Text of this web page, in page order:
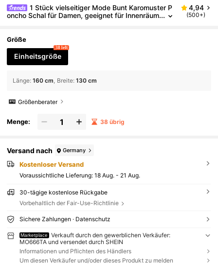
1 Stück vielseitiger Mode Bunt Karomuster P
oncho Schal für Damen, geeignet für Innenräum
4,94
(500+)
Größe
Einheitsgröße
38 left
Länge: 160 cm Breite: 130 cm
Größenberater
Menge: 38 übrig
Versand nach Germany
Kostenloser Versand
Voraussichtliche Lieferung: 18 Aug. - 21 Aug.
30-tägige kostenlose Rückgabe
Vorbehaltlich der Fair-Use-Richtlinie
Sichere Zahlungen · Datenschutz
Marketplace
Verkauft durch den gewerblichen Verkäufer:
MO666TA und versendet durch SHEIN
Informationen und Pflichten des Händlers
Um diesen Verkäufer und/oder dieses Produkt zu melden